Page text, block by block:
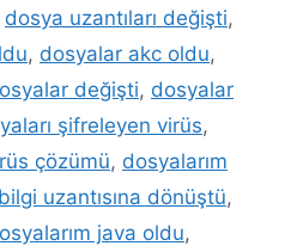
dosya uzantıları değişti,
, dosyalar akc oldu,
değişti, dosyalar
şifreleyen virüs,
çözümü, dosyalarım
uzantısına dönüştü,
java oldu,